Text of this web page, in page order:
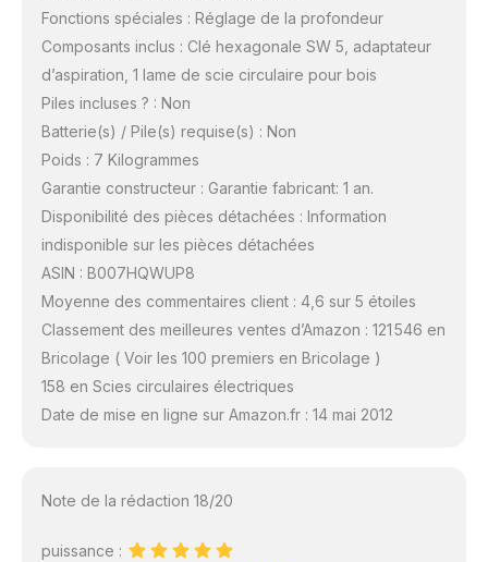
Fonctions spéciales : Réglage de la profondeur
Composants inclus : Clé hexagonale SW 5, adaptateur
d’aspiration, 1 lame de scie circulaire pour bois
Piles incluses ? : Non
Batterie(s) / Pile(s) requise(s) : Non
Poids : 7 Kilogrammes
Garantie constructeur : Garantie fabricant: 1 an.
Disponibilité des pièces détachées : Information
indisponible sur les pièces détachées
ASIN : B007HQWUP8
Moyenne des commentaires client : 4,6 sur 5 étoiles
Classement des meilleures ventes d’Amazon : 121 546 en
Bricolage ( Voir les 100 premiers en Bricolage )
158 en Scies circulaires électriques
Date de mise en ligne sur Amazon.fr : 14 mai 2012
Note de la rédaction 18/20
puissance :